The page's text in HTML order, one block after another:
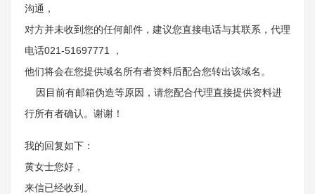
沟通，
对方并未收到您的任何邮件，建议您直接电话与其联系，代理
电话021-51697771 ，
他们将会在您提供域名所有者资料后配合您转出该域名。
因目前有邮箱伪造等原因，请您配合代理直接提供资料进
行所有者确认。谢谢！
我的回复如下：
黄女士您好，
来信已经收到。